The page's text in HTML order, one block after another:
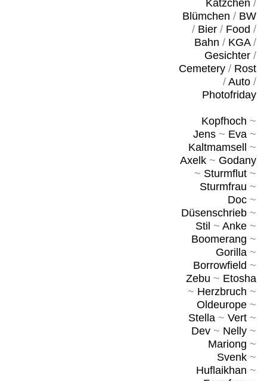
Kätzchen /
Blümchen / BW
/ Bier/ Food /
Bahn / KGA/
Gesichter/
Cemetery/ Rost
/ Auto/
Photofriday
Kopfhoch ~
Jens~ Eva~
Kaltmamsell
~
Axelk~ Godany
~ Sturmflut~
Sturmfrau ~
Doc~
Düsenschrieb~
Stil ~ Anke~
Boomerang ~
Gorilla~
Borrowfield ~
Zebu ~ Etosha
~ Herzbruch ~
Oldeurope~
Stella~ Vert~
Dev~ Nelly~
Mariong ~
Svenk~
Huflaikhan ~